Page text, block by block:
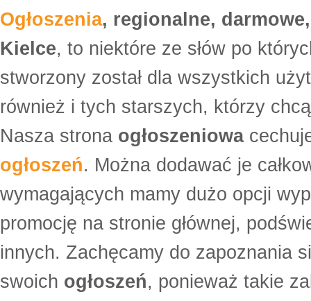
Ogłoszenia, regionalne,
Kielce, to niektóre ze słów po
stworzony został dla wszystkich
również i tych starszych, którzy
Nasza strona ogłoszeniowa
ogłoszeń. Można dodawać je
wymagających mamy dużo opcji
promocję na stronie głównej,
innych. Zachęcamy do zapoznania
swoich ogłoszeń, ponieważ takie